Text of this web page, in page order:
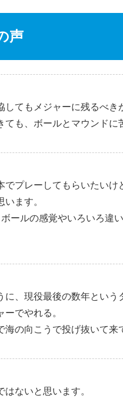
声
してもメジャーに残るべき
ても、ボールとマウンド
でプレーしてもらいたいけ
ます。
ールの感覚やいろいろ違
に、現役最後の数年という
でやれる。
海の向こうで投げ抜いて来
はないと思います。